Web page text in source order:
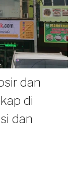
dan
di
dan